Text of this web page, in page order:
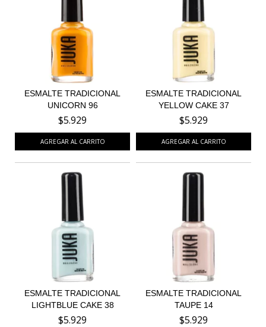
ESMALTE TRADICIONAL
UNICORN 96
$5.929
ESMALTE TRADICIONAL
YELLOW CAKE 37
$5.929
ESMALTE TRADICIONAL
LIGHTBLUE CAKE 38
$5.929
ESMALTE TRADICIONAL
TAUPE 14
$5.929